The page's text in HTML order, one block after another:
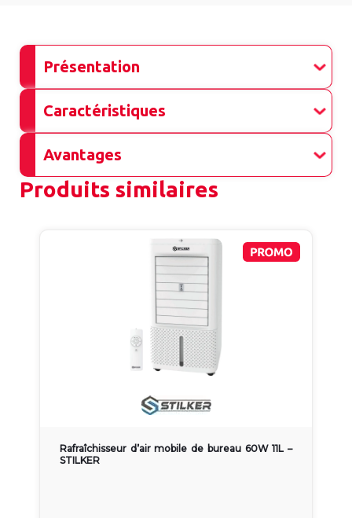
Présentation
Caractéristiques
Avantages
Produits similaires
Rafraîchisseur d’air mobile de bureau 60W 11L –
STILKER